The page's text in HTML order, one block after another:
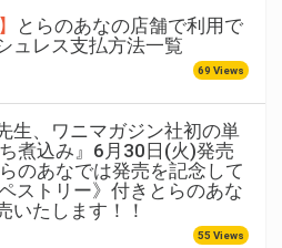
とらのあなの店舗で利用で
ュレス支払方法一覧
69 Views
生、ワニマガジン社初の単
煮込み』6月30日(火)発売
のあなでは発売を記念して
ストリー》付きとらのあな
いたします！！
55 Views